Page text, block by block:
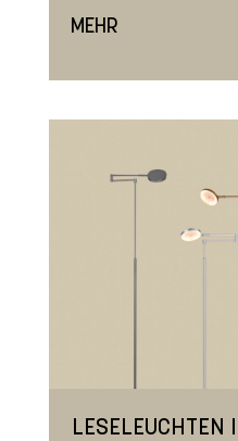
MEHR
LESELEUCHTEN